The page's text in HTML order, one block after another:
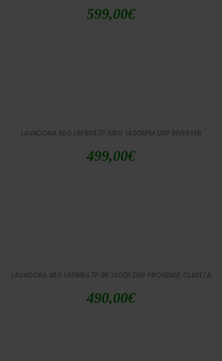
599,00€
LAVADORA AEG L6FBI147P 10KG 1400RPM DSP INVERTER
499,00€
LAVADORA AEG L6FBI947P 9K 1400R DSP PROSENSE CLASE/A
490,00€